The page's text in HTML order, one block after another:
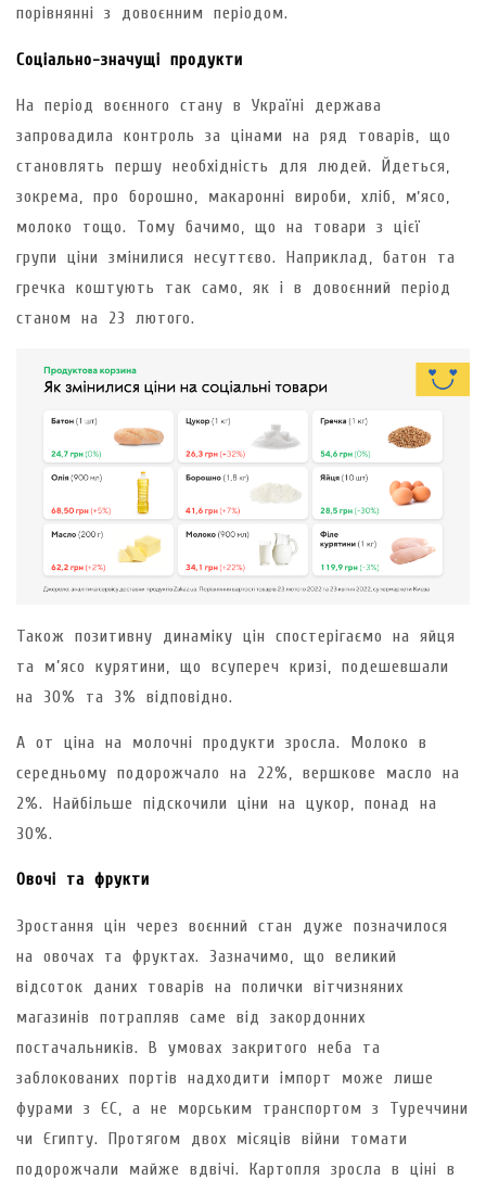
порівнянні з довоєнним періодом.
Соціально-значущі продукти
На період воєнного стану в Україні держава
запровадила контроль за цінами на ряд товарів, що
становлять першу необхідність для людей. Йдеться,
зокрема, про борошно, макаронні вироби, хліб, мʼясо,
молоко тощо. Тому бачимо, що на товари з цієї
групи ціни змінилися несуттєво. Наприклад, батон та
гречка коштують так само, як і в довоєнний період
станом на 23 лютого.
Також позитивну динаміку цін спостерігаємо на яйця
та м’ясо курятини, що всупереч кризі, подешевшали
на 30% та 3% відповідно.
А от ціна на молочні продукти зросла. Молоко в
середньому подорожчало на 22%, вершкове масло на
2%. Найбільше підскочили ціни на цукор, понад на
30%.
Овочі та фрукти
Зростання цін через воєнний стан дуже позначилося
на овочах та фруктах. Зазначимо, що великий
відсоток даних товарів на полички вітчизняних
магазинів потрапляв саме від закордонних
постачальників. В умовах закритого неба та
заблокованих портів надходити імпорт може лише
фурами з ЄС, а не морським транспортом з Туреччини
чи Єгипту. Протягом двох місяців війни томати
подорожчали майже вдвічі. Картопля зросла в ціні в